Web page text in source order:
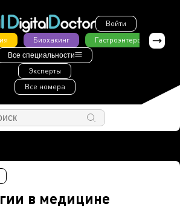
Войти
Биохакинг Гастроэнтерология
Все специальности
Эксперты
Все номера
в медицине